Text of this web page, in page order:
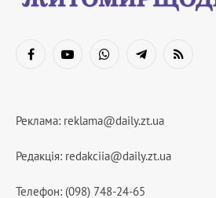
FacebookYouTubeWhatsAppTelegramRSS
Реклама: reklama@daily.zt.ua
Редакція: redakciia@daily.zt.ua
Телефон: (098) 748-24-65